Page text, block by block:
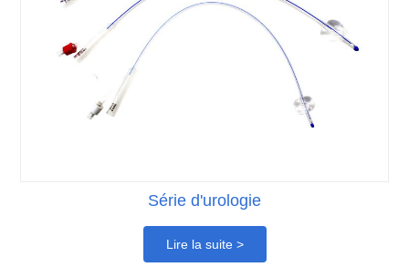
Série d'urologie
Lire la suite >